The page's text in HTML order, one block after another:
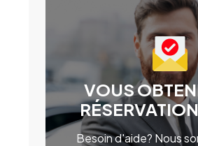
VOUS
Besoin d'aide? Nous